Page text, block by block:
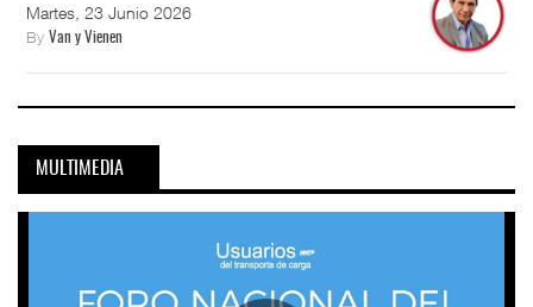
Martes, 23 Junio 2026
By Van y Vienen
MULTIMEDIA